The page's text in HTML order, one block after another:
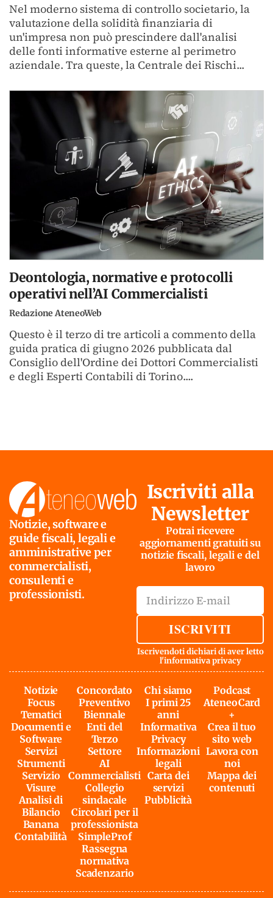
Nel moderno sistema di controllo societario, la
valutazione della solidità finanziaria di
un'impresa non può prescindere dall'analisi
delle fonti informative esterne al perimetro
aziendale. Tra queste, la Centrale dei Rischi...
Deontologia, normative e protocolli
operativi nell’AI Commercialisti
Redazione AteneoWeb
Questo è il terzo di tre articoli a commento della
guida pratica di giugno 2026 pubblicata dal
Consiglio dell'Ordine dei Dottori Commercialisti
e degli Esperti Contabili di Torino....
Notizie, software e
guide fiscali, legali e
amministrative per
commercialisti,
consulenti e
professionisti.
Iscriviti alla
Newsletter
Potrai ricevere
aggiornamenti gratuiti su
notizie fiscali, legali e del
lavoro
ISCRIVITI
Iscrivendoti dichiari di aver letto
l'informativa privacy
Notizie
Focus
Tematici
Documenti e
Software
Servizi
Strumenti
Servizio
Visure
Analisi di
Bilancio
Banana
Contabilità
Concordato
Preventivo
Biennale
Enti del
Terzo
Settore
AI
Commercialisti
Collegio
sindacale
Circolari per il
professionista
SimpleProf
Rassegna
normativa
Scadenzario
Chi siamo
I primi 25
anni
Informativa
Privacy
Informazioni
legali
Carta dei
servizi
Pubblicità
Podcast
AteneoCard
+
Crea il tuo
sito web
Lavora con
noi
Mappa dei
contenuti